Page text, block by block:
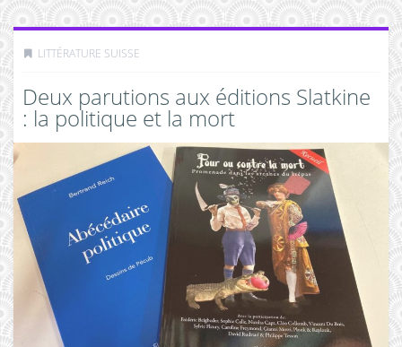
LITTÉRATURE SUISSE
Deux parutions aux éditions Slatkine
: la politique et la mort